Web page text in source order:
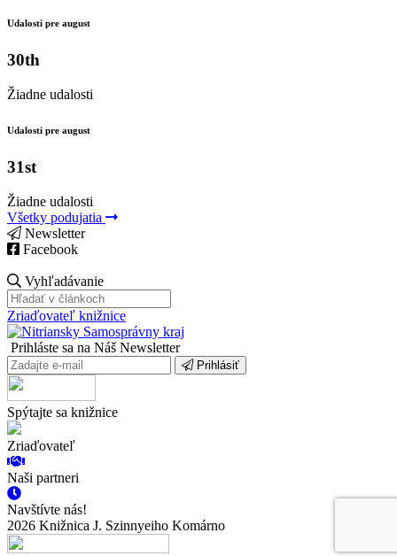
Udalosti pre august
30th
Žiadne udalosti
Udalosti pre august
31st
Žiadne udalosti
Všetky podujatia
Newsletter
Facebook
Vyhľadávanie
Zriaďovateľ knižnice
Prihláste sa na Náš Newsletter
Prihlásiť
Spýtajte sa knižnice
Zriaďovateľ
Naši partneri
Navštívte nás!
2026 Knižnica J. Szinnyeiho Komárno